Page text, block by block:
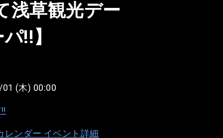
浅草観光デー
!!】
(木) 00:00
レンダー イベント詳細